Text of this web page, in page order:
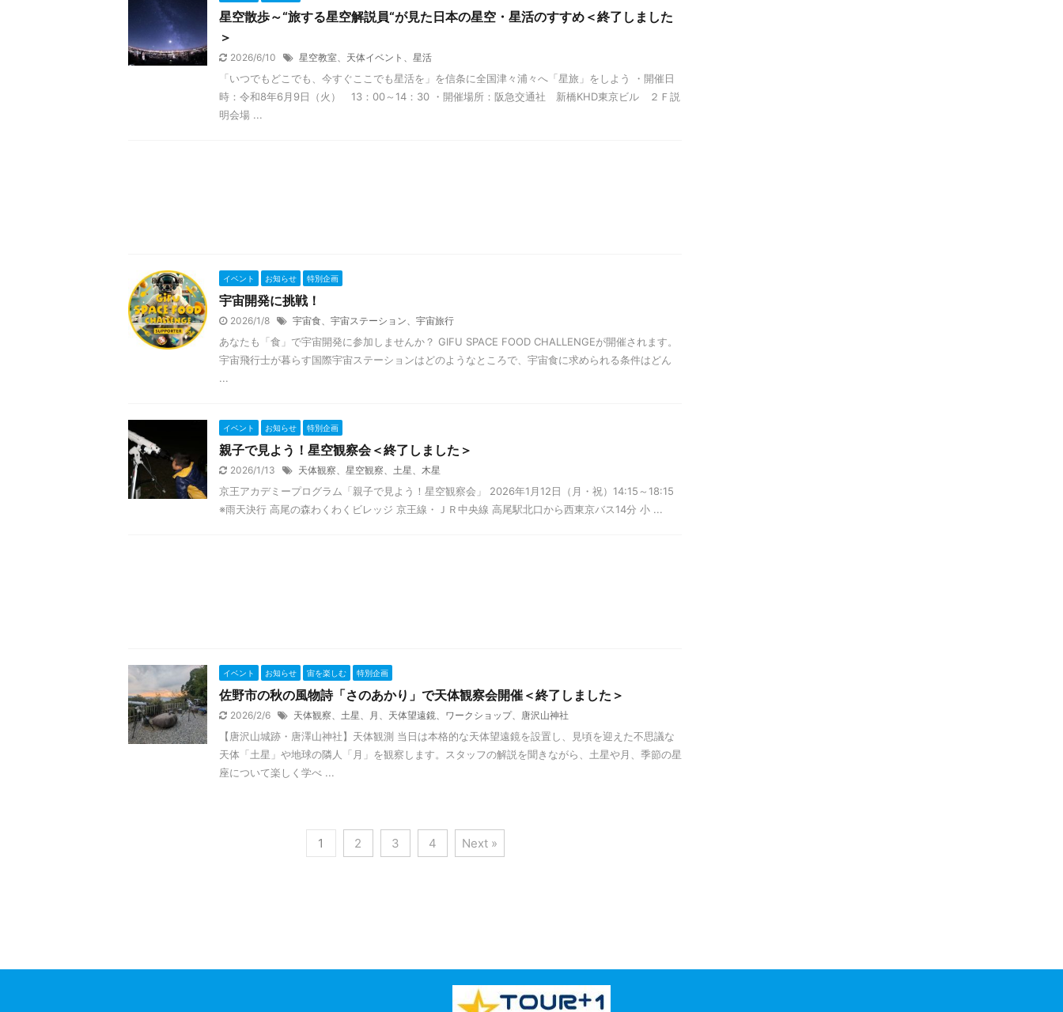
星空散歩～“旅する星空解説員“が見た日本の星空・星活のすすめ＜終了しました
＞
2026/6/10 星空教室、天体イベント、星活
「いつでもどこでも、今すぐここでも星活を」を信条に全国津々浦々へ「星旅」をしよう ・開催日
時：令和8年6月9日（火） 13：00～14：30 ・開催場所：阪急交通社 新橋KHD東京ビル ２Ｆ説
明会場 ...
イベント お知らせ 特別企画
宇宙開発に挑戦！
2026/1/8 宇宙食、宇宙ステーション、宇宙旅行
あなたも「食」で宇宙開発に参加しませんか？ GIFU SPACE FOOD CHALLENGEが開催されます。
宇宙飛行士が暮らす国際宇宙ステーションはどのようなところで、宇宙食に求められる条件はどん
...
イベント お知らせ 特別企画
親子で見よう！星空観察会＜終了しました＞
2026/1/13 天体観察、星空観察、土星、木星
京王アカデミープログラム「親子で見よう！星空観察会」 2026年1月12日（月・祝）14:15～18:15
※雨天決行 高尾の森わくわくビレッジ 京王線・ＪＲ中央線 高尾駅北口から西東京バス14分 小 ...
イベント お知らせ 宙を楽しむ 特別企画
佐野市の秋の風物詩「さのあかり」で天体観察会開催＜終了しました＞
2026/2/6 天体観察、土星、月、天体望遠鏡、ワークショップ、唐沢山神社
【唐沢山城跡・唐澤山神社】天体観測 当日は本格的な天体望遠鏡を設置し、見頃を迎えた不思議な
天体「土星」や地球の隣人「月」を観察します。スタッフの解説を聞きながら、土星や月、季節の星
座について楽しく学べ ...
1 2 3 4 Next »